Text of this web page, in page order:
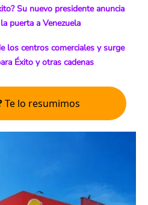
Su nuevo presidente anuncia
puerta a Venezuela
los centros comerciales y surge
Éxito y otras cadenas
Te lo resumimos